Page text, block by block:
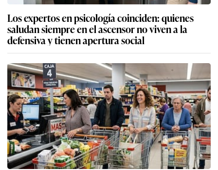
Los expertos en psicología coinciden: quienes
saludan siempre en el ascensor no viven a la
defensiva y tienen apertura social